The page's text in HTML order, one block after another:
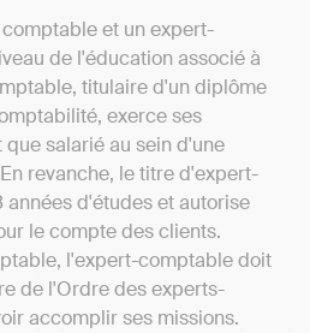
et un expert-
de l'éducation associé à
titulaire d'un diplôme
exerce ses
salarié au sein d'une
revanche, le titre d'expert-
d'études et autorise
le compte des clients.
l'expert-comptable doit
de l'Ordre des experts-
accomplir ses missions.